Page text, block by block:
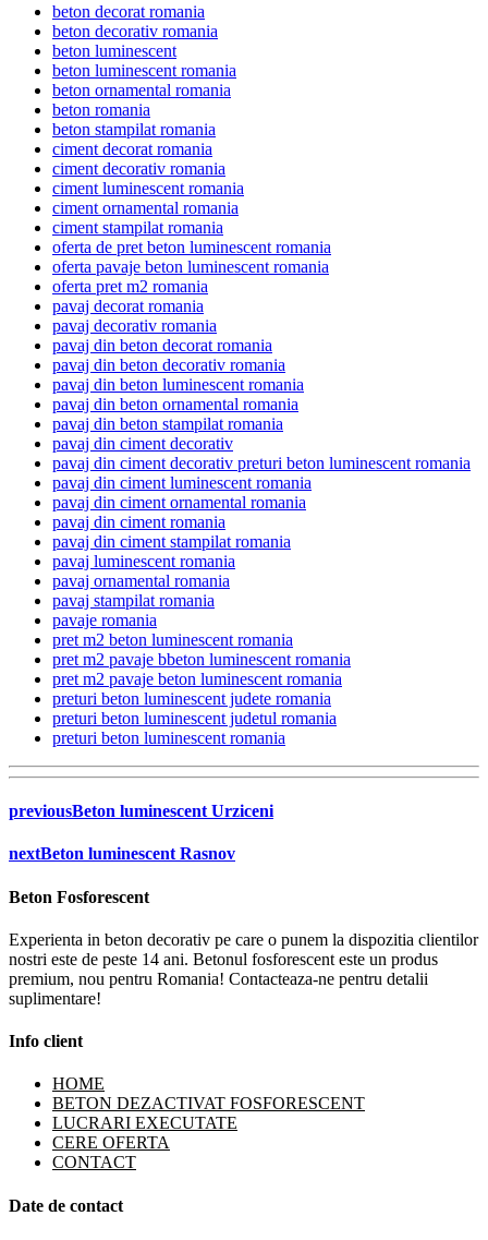
beton decorat romania
beton decorativ romania
beton luminescent
beton luminescent romania
beton ornamental romania
beton romania
beton stampilat romania
ciment decorat romania
ciment decorativ romania
ciment luminescent romania
ciment ornamental romania
ciment stampilat romania
oferta de pret beton luminescent romania
oferta pavaje beton luminescent romania
oferta pret m2 romania
pavaj decorat romania
pavaj decorativ romania
pavaj din beton decorat romania
pavaj din beton decorativ romania
pavaj din beton luminescent romania
pavaj din beton ornamental romania
pavaj din beton stampilat romania
pavaj din ciment decorativ
pavaj din ciment decorativ preturi beton luminescent romania
pavaj din ciment luminescent romania
pavaj din ciment ornamental romania
pavaj din ciment romania
pavaj din ciment stampilat romania
pavaj luminescent romania
pavaj ornamental romania
pavaj stampilat romania
pavaje romania
pret m2 beton luminescent romania
pret m2 pavaje bbeton luminescent romania
pret m2 pavaje beton luminescent romania
preturi beton luminescent judete romania
preturi beton luminescent judetul romania
preturi beton luminescent romania
previousBeton luminescent Urziceni
nextBeton luminescent Rasnov
Beton Fosforescent
Experienta in beton decorativ pe care o punem la dispozitia clientilor
nostri este de peste 14 ani. Betonul fosforescent este un produs
premium, nou pentru Romania! Contacteaza-ne pentru detalii
suplimentare!
Info client
HOME
BETON DEZACTIVAT FOSFORESCENT
LUCRARI EXECUTATE
CERE OFERTA
CONTACT
Date de contact